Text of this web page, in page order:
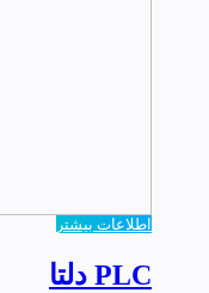
اطلاعات بیشتر
PLC دلتا